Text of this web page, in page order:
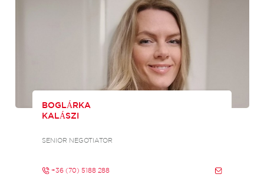
BOGLÁRKA
KALÁSZI
SENIOR NEGOTIATOR
+36 (70) 5188 288